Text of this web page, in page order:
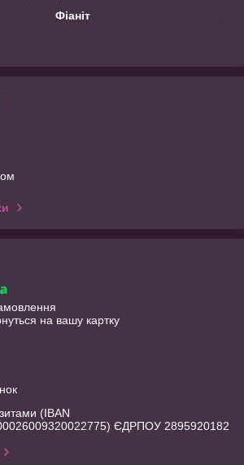
Фіаніт
на вашу картку
(IBAN
ЄДРПОУ 2895920182